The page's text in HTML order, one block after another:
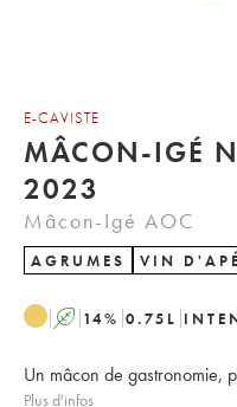
E-CAVISTE
MÂCON-IGÉ
2023
Mâcon-Igé AOC
AGRUMES VIN
A 14% 0.75 L
Un mâcon de gastronomie,
Plus d'infos